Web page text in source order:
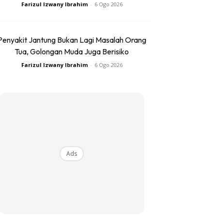
Farizul Izwany Ibrahim - 6 Ogo 2026
Jantung Bukan Lagi Masalah Orang
Tua, Golongan Muda Juga Berisiko
Farizul Izwany Ibrahim - 6 Ogo 2026
Ads